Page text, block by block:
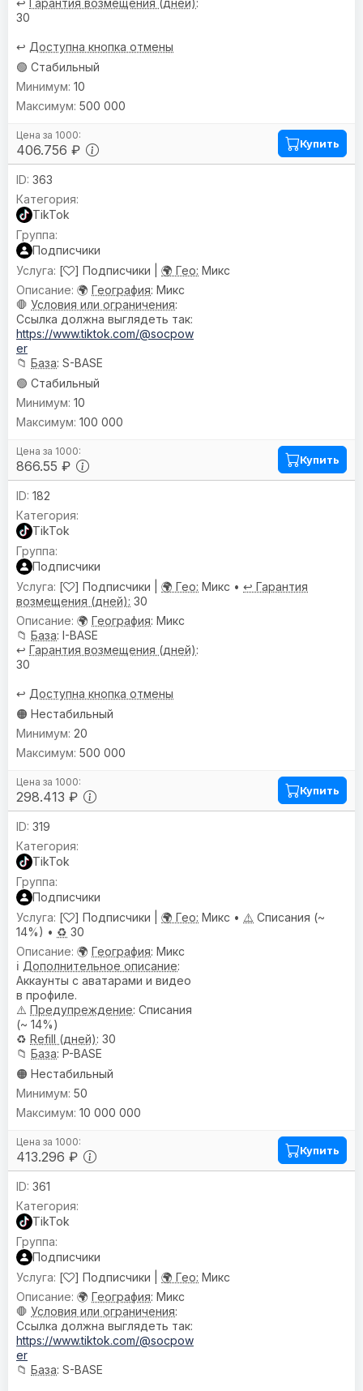
↩️ Гарантия возмещения (дней):
30
↩️ Доступна кнопка отмены
🟢 Стабильный
406.756 ₽
10
500 000
Купить
363
TikTok
Подписчики
[
] Подписчики | 🌍 Гео: Микс
🌍 География: Микс
🛑 Условия или ограничения:
Ссылка должна выглядеть так:
https://www.tiktok.com/@socpow
er
📁 База: S-BASE
🟢 Стабильный
866.55 ₽
10
100 000
Купить
182
TikTok
Подписчики
[
] Подписчики | 🌍 Гео: Микс • ↩️ Гарантия
возмещения (дней): 30
🌍 География: Микс
📁 База: I-BASE
↩️ Гарантия возмещения (дней):
30
↩️ Доступна кнопка отмены
🟠 Нестабильный
298.413 ₽
20
500 000
Купить
319
TikTok
Подписчики
[
] Подписчики | 🌍 Гео: Микс • ⚠️ Списания (~
14%) • ♻️ 30
🌍 География: Микс
ℹ️ Дополнительное описание:
Аккаунты с аватарами и видео
в профиле.
⚠️ Предупреждениe: Списания
(~ 14%)
♻️ Refill (дней): 30
📁 База: P-BASE
🟠 Нестабильный
413.296 ₽
50
10 000 000
Купить
361
TikTok
Подписчики
[
] Подписчики | 🌍 Гео: Микс
🌍 География: Микс
🛑 Условия или ограничения:
Ссылка должна выглядеть так:
https://www.tiktok.com/@socpow
er
📁 База: S-BASE